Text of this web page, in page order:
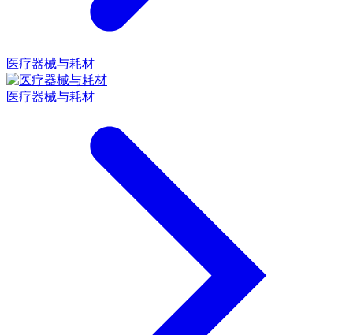
医疗器械与耗材
医疗器械与耗材